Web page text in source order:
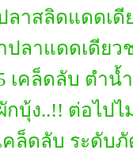
ลาสลิดแดดเดี
ปลาแดดเดียว
เคล็ดลับ ตำน้
กบุ้ง..!! ต่อไป
คล็ดลับ ระดับ